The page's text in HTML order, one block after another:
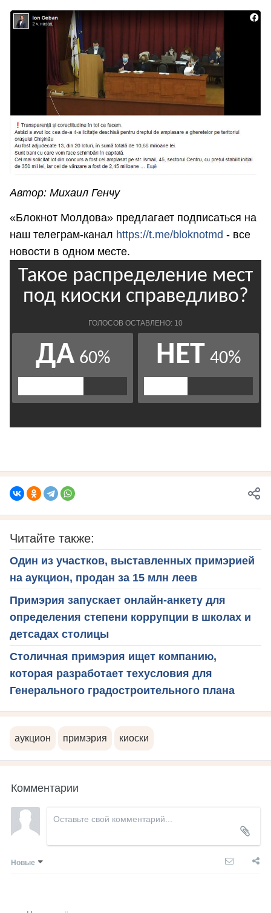
Автор: Михаил Генчу
«Блокнот Молдова» предлагает подписаться на
наш телеграм-канал https://t.me/bloknotmd - все
новости в одном месте.
Читайте также:
Один из участков, выставленных примэрией
на аукцион, продан за 15 млн леев
Примэрия запускает онлайн-анкету для
определения степени коррупции в школах и
детсадах столицы
Столичная примэрия ищет компанию,
которая разработает техусловия для
Генерального градостроительного плана
аукцион примэрия киоски
Комментарии
Новые